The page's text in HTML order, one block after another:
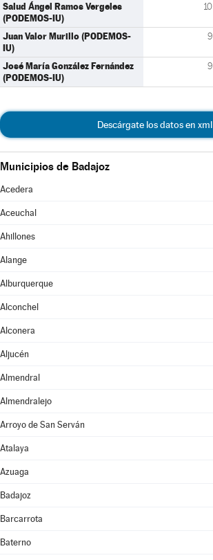
Salud Ángel Ramos Vergeles
(PODEMOS-IU)
10
Juan Valor Murillo (PODEMOS-
IU)
9
José María González Fernández
(PODEMOS-IU)
9
Descárgate los datos en xml
Municipios de Badajoz
Acedera
Aceuchal
Ahillones
Alange
Alburquerque
Alconchel
Alconera
Aljucén
Almendral
Almendralejo
Arroyo de San Serván
Atalaya
Azuaga
Badajoz
Barcarrota
Baterno